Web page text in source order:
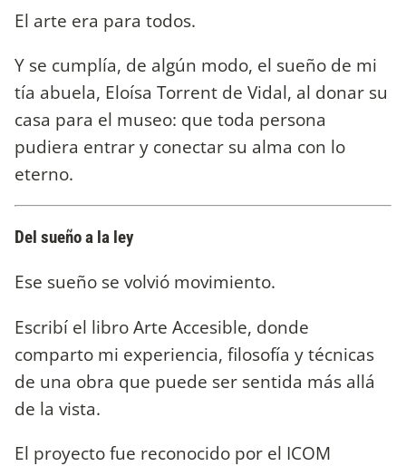
El arte era para todos.
Y se cumplía, de algún modo, el sueño de mi
tía abuela, Eloísa Torrent de Vidal, al donar su
casa para el museo: que toda persona
pudiera entrar y conectar su alma con lo
eterno.
Del sueño a la ley
Ese sueño se volvió movimiento.
Escribí el libro Arte Accesible, donde
comparto mi experiencia, filosofía y técnicas
de una obra que puede ser sentida más allá
de la vista.
El proyecto fue reconocido por el ICOM